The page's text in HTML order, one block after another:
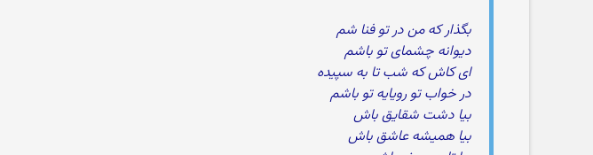
بگذار که من در تو فنا شم
دیوانه چشمای تو باشم
ای کاش که شب تا به سپیده
در خواب تو رویایه تو باشم
بیا دشت شقایق باش
بیا همیشه عاشق باش